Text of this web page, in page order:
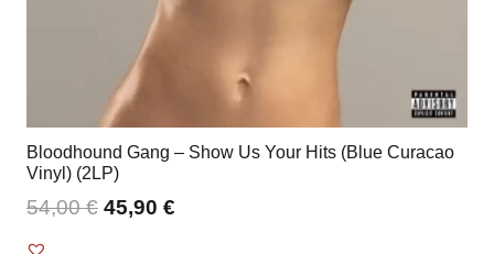
Bloodhound Gang – Show Us Your Hits (Blue Curacao
Vinyl) (2LP)
54,00€ 45,90 €